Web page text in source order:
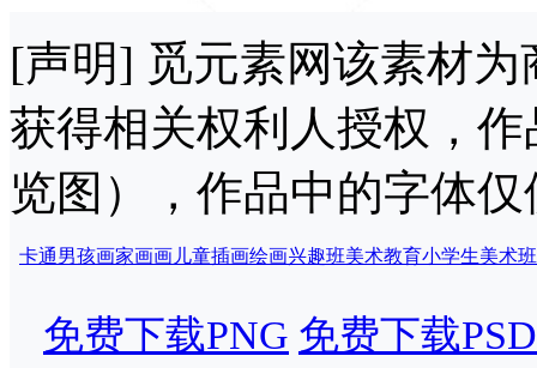
[声明] 觅元素网该素材
获得相关权利人授权，
览图），作品中的字体
卡通男孩画家画画儿童插画绘画兴趣班美术教育小学生美术班
免费下载PNG 免费下载PSD